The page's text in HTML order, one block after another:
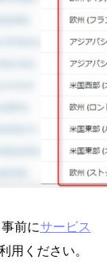
前にサービス
用ください。